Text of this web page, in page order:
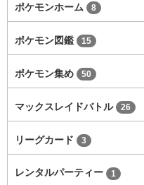
ポケモンホーム 8
ポケモン図鑑 15
ポケモン集め 50
マックスレイドバトル 26
リーグカード 3
レンタルパーティー 1